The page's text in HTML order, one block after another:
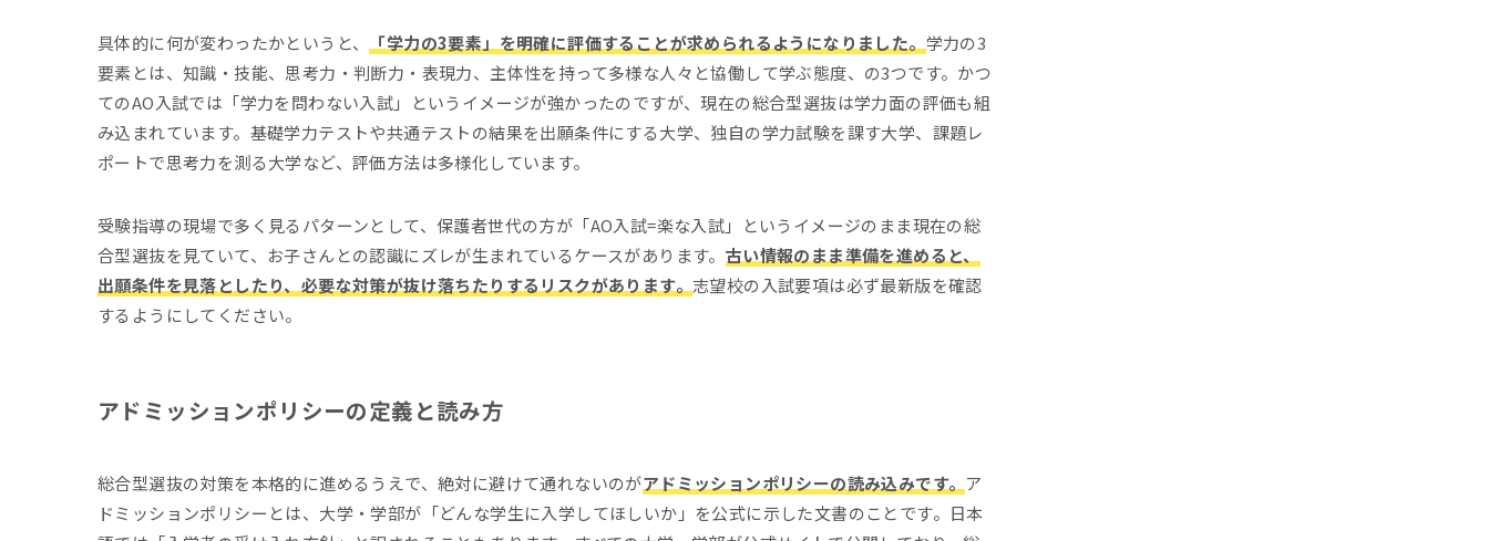
具体的に何が変わったかというと、 「学力の3要素」を明確に評価することが求められるようになりました。 学力の3
要素とは、知識・技能、思考力・判断力・表現力、主体性を持って多様な人々と協働して学ぶ態度、の3つです。かつ
てのAO入試では「学力を問わない入試」というイメージが強かったのですが、現在の総合型選抜は学力面の評価も組
み込まれています。基礎学力テストや共通テストの結果を出願条件にする大学、独自の学力試験を課す大学、課題レ
ポートで思考力を測る大学など、評価方法は多様化しています。
受験指導の現場で多く見るパターンとして、保護者世代の方が「AO入試=楽な入試」というイメージのまま現在の総
合型選抜を見ていて、お子さんとの認識にズレが生まれているケースがあります。 古い情報のまま準備を進めると、
出願条件を見落としたり、必要な対策が抜け落ちたりするリスクがあります。 志望校の入試要項は必ず最新版を確認
するようにしてください。
アドミッションポリシーの定義と読み方
総合型選抜の対策を本格的に進めるうえで、絶対に避けて通れないのがアドミッションポリシーの読み込みです。 ア
ドミッションポリシーとは、大学・学部が「どんな学生に入学してほしいか」を公式に示した文書のことです。日本